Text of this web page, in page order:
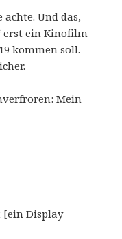
Und das,
erst ein Kinofilm
kommen soll.
Mein
[ein Display